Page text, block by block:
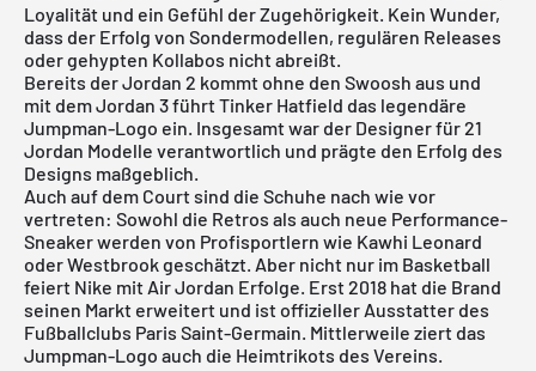
Loyalität und ein Gefühl der Zugehörigkeit. Kein Wunder,
dass der Erfolg von Sondermodellen, regulären Releases
oder gehypten Kollabos nicht abreißt.
Bereits der Jordan 2 kommt ohne den Swoosh aus und
mit dem Jordan 3 führt Tinker Hatfield das legendäre
Jumpman-Logo ein. Insgesamt war der Designer für 21
Jordan Modelle verantwortlich und prägte den Erfolg des
Designs maßgeblich.
Auch auf dem Court sind die Schuhe nach wie vor
vertreten: Sowohl die Retros als auch neue Performance-
Sneaker werden von Profisportlern wie Kawhi Leonard
oder Westbrook geschätzt. Aber nicht nur im Basketball
feiert Nike mit Air Jordan Erfolge. Erst 2018 hat die Brand
seinen Markt erweitert und ist offizieller Ausstatter des
Fußballclubs Paris Saint-Germain. Mittlerweile ziert das
Jumpman-Logo auch die Heimtrikots des Vereins.